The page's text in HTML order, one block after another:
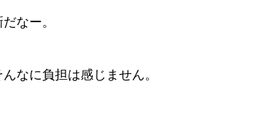
なー。
なに負担は感じません。